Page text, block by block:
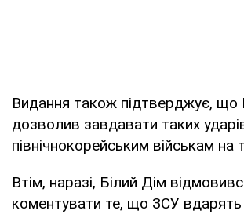
Видання також підтверджує, що
дозволив завдавати таких
північнокорейським військам на
Втім, наразі, Білий Дім
коментувати те, що ЗСУ